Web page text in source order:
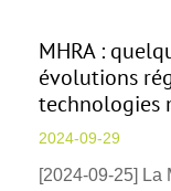
MHRA :
évolutions
technologies
2024-09-29
[2024-09-25] La